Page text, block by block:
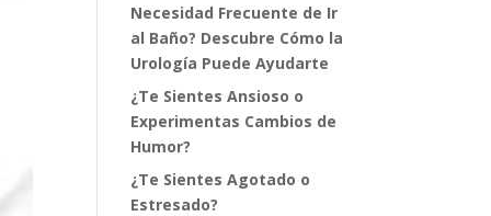
Necesidad Frecuente de Ir
al Baño? Descubre Cómo la
Urología Puede Ayudarte
¿Te Sientes Ansioso o
Experimentas Cambios de
Humor?
¿Te Sientes Agotado o
Estresado?